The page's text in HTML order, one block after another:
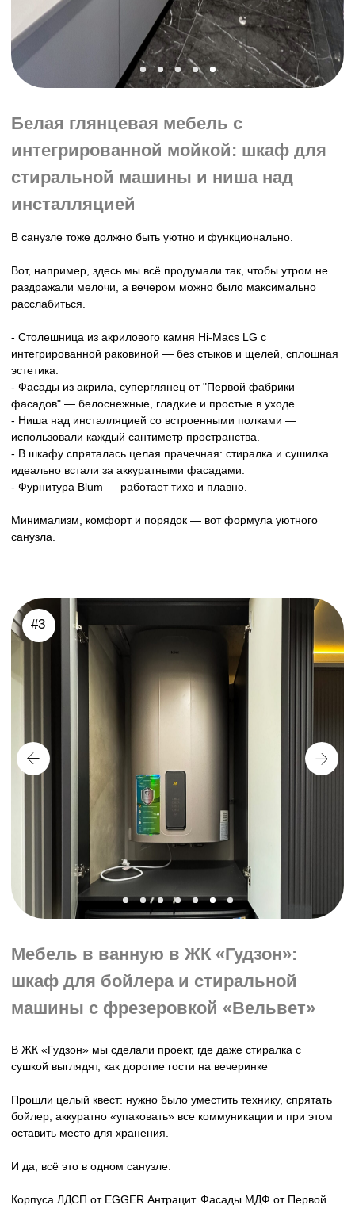
ЖК «Гудзон»мы с делали проект, где даже стиралка с
сушкой выглядят, как дорогие гости на вечеринке
Прошли целый квест: нужно было уместить технику, спрятать
бойлер, аккуратно «упаковать» все коммуникации и при этом
оставить место для хранения.
И да, всё это в одном санузле.
Корпуса ЛДСП от EGGER Антрацит. Фасады МДФ от Первой
стильно и без намёка на скуку. Добавили фрезеровку
«Вельвет» и поверхность сразу заиграла глубиной.
полноценная мебель, а не временный шкафчик «на пару
лет».
В общем, это тот случай, когда смотришь и думаешь: «Да, так
шкаф для бойлера и стиральной
машины с фрезеровкой «Вельвет»
#3
Минимализм, комфорт и порядок — вот формула уютного
санузла.
Наши проекты решают главные боли: как эстетично скрыть
стиральную машину, бойлер и трубы, сохранив к ним доступ.
Посмотрите примеры интеграции накладных раковин на
столешницы из камня и использование каждого сантиметра
пространства над инсталляцией и под ванной.
пеналы и экраны из влагостойких материалов (МДФ в эмали,
HPL-пластик, искусственный камень), которые выдерживают
прямой контакт с водой и перепады температур.